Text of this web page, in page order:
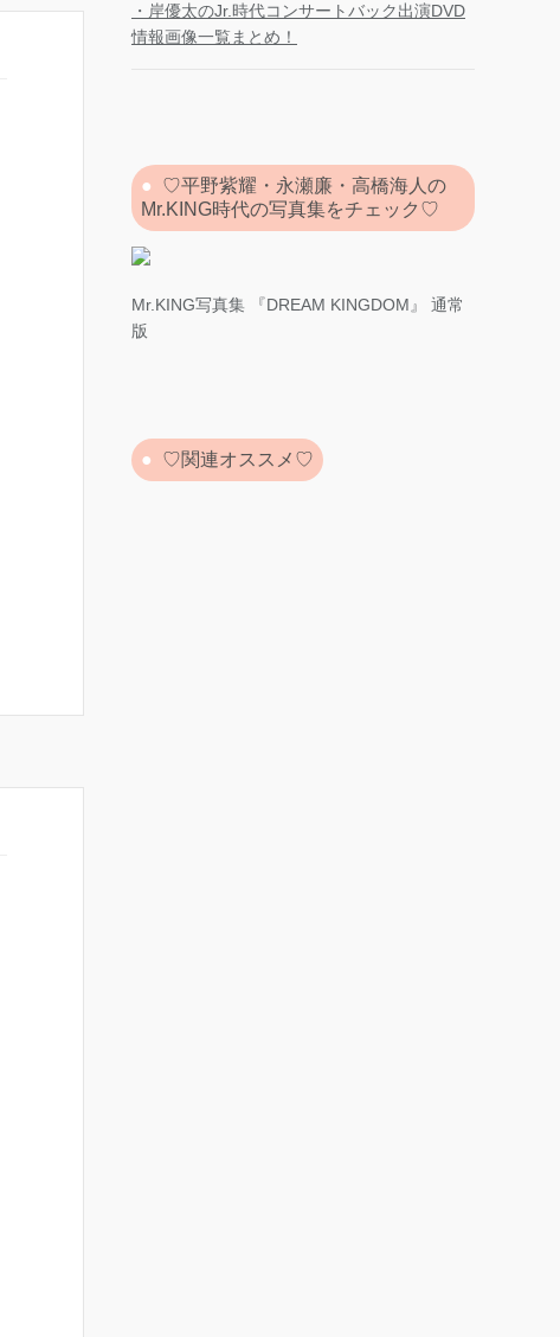
・岸優太のJr.時代コンサートバック出演DVD
情報画像一覧まとめ！
♡平野紫耀・永瀬廉・高橋海人の
Mr.KING時代の写真集をチェック♡
Mr.KING写真集 『DREAM KINGDOM』 通常
版
♡関連オススメ♡